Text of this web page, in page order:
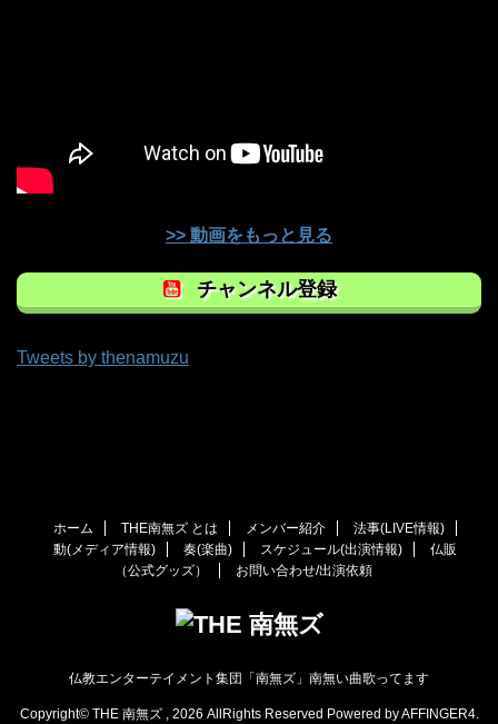
>> 動画をもっと見る
チャンネル登録
Tweets by thenamuzu
ホーム THE南無ズ とは メンバー紹介
法事(LIVE情報)
動(メディア情報)
奏(楽曲) スケジュール(出演情報)
仏販
（公式グッズ）
お問い合わせ/出演依頼
仏教エンターテイメント集団「南無ズ」南無い曲歌ってます
Copyright© THE 南無ズ , 2026 AllRights Reserved Powered byAFFINGER4.